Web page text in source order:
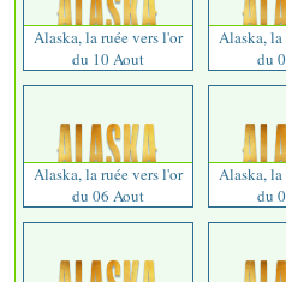
Alaska, la ruée vers l'or
du 10 Aout
Alaska, la
du
Alaska, la ruée vers l'or
du 06 Aout
Alaska, la
du